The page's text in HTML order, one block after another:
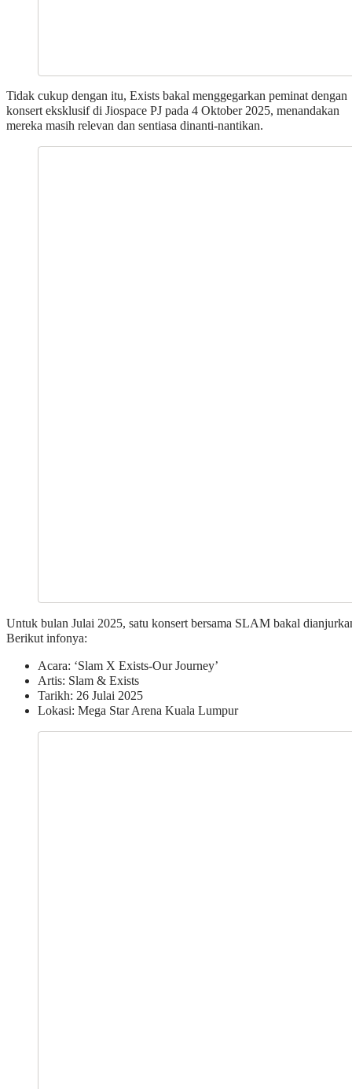
Tidak cukup dengan itu, Exists bakal menggegarkan peminat dengan
konsert eksklusif di Jiospace PJ pada 4 Oktober 2025, menandakan
mereka masih relevan dan sentiasa dinanti-nantikan.
Untuk bulan Julai 2025, satu konsert bersama SLAM bakal
Berikut infonya:
Acara: ‘Slam X Exists-Our Journey’
Artis: Slam & Exists
Tarikh: 26 Julai 2025
Lokasi: Mega Star Arena Kuala Lumpur